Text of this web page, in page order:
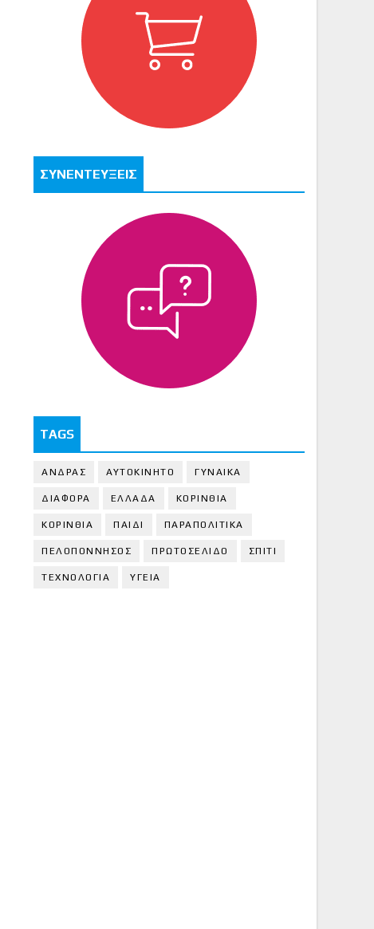
ΣΥΝΕΝΤΕΥΞΕΙΣ
TAGS
ΑΝΔΡΑΣ ΑΥΤΟΚΙΝΗΤΟ ΓΥΝΑΙΚΑ
ΔΙΑΦΟΡΑ ΕΛΛΑΔΑ ΚΟΡΙΝΘΙΑ
ΚΟΡΙΝΘΙA ΠΑΙΔΙ ΠΑΡΑΠΟΛΙΤΙΚΑ
ΠΕΛΟΠΟΝΝΗΣΟΣ ΠΡΩΤΟΣΕΛΙΔΟ ΣΠΙΤΙ
ΤΕΧΝΟΛΟΓΙΑ ΥΓΕΙΑ